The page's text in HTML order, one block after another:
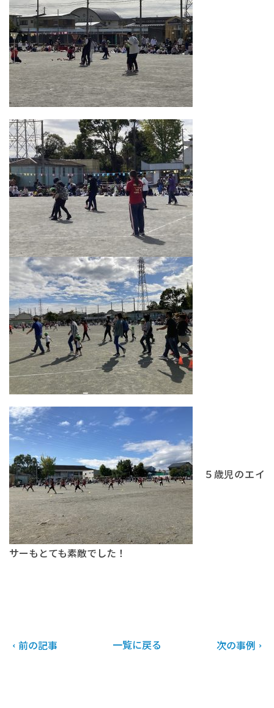
５歳児のエイ
サーもとても素敵でした！
前の記事 一覧に戻る 次の事例